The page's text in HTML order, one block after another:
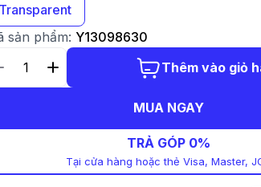
Transparent
sản phẩm: Y13098630
Thêm vào giỏ
MUA NGAY
TRẢ GÓP 0%
Tại cửa hàng hoặc thẻ Visa, Master,